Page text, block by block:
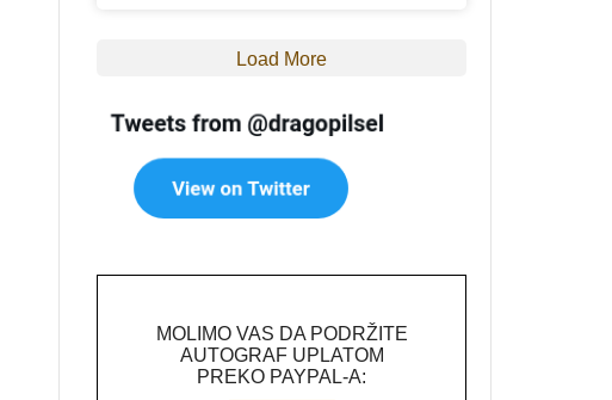
Load More
MOLIMO VAS DA PODRŽITE
AUTOGRAF UPLATOM
PREKO PAYPAL-A: